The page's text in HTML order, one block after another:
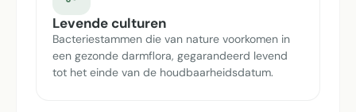
Levende culturen
Bacteriestammen die van nature voorkomen in
een gezonde darmflora, gegarandeerd levend
tot het einde van de houdbaarheidsdatum.